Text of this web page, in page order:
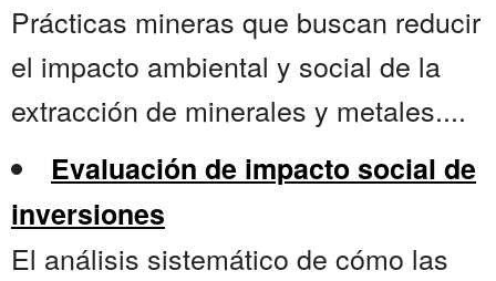
Prácticas mineras que buscan reducir
el impacto ambiental y social de la
extracción de minerales y metales....
Evaluación de impacto social de
inversiones
El análisis sistemático de cómo las